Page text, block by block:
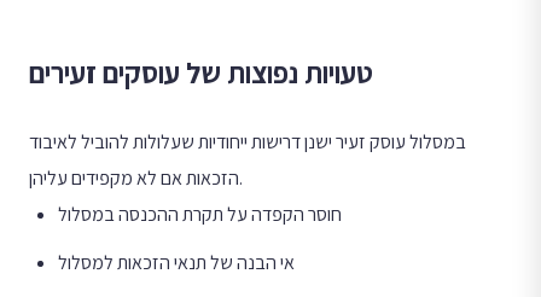
טעויות נפוצות של עוסקים זעירים
במסלול עוסק זעיר ישנן דרישות ייחודיות שעלולות להוביל לאיבוד
הזכאות אם לא מקפידים עליהן.
חוסר הקפדה על תקרת ההכנסה במסלול
אי הבנה של תנאי הזכאות למסלול